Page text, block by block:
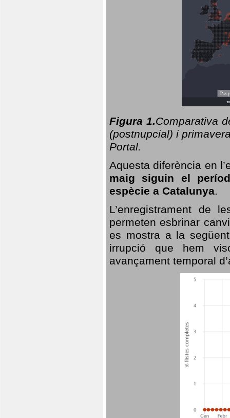
Figura 1.Comparativa
(postnupcial) i
Portal.
Aquesta diferència en
maig siguin el
espècie a Catalunya.
L’enregistrament de
permeten esbrinar
es mostra a la
irrupció que hem
avançament temporal